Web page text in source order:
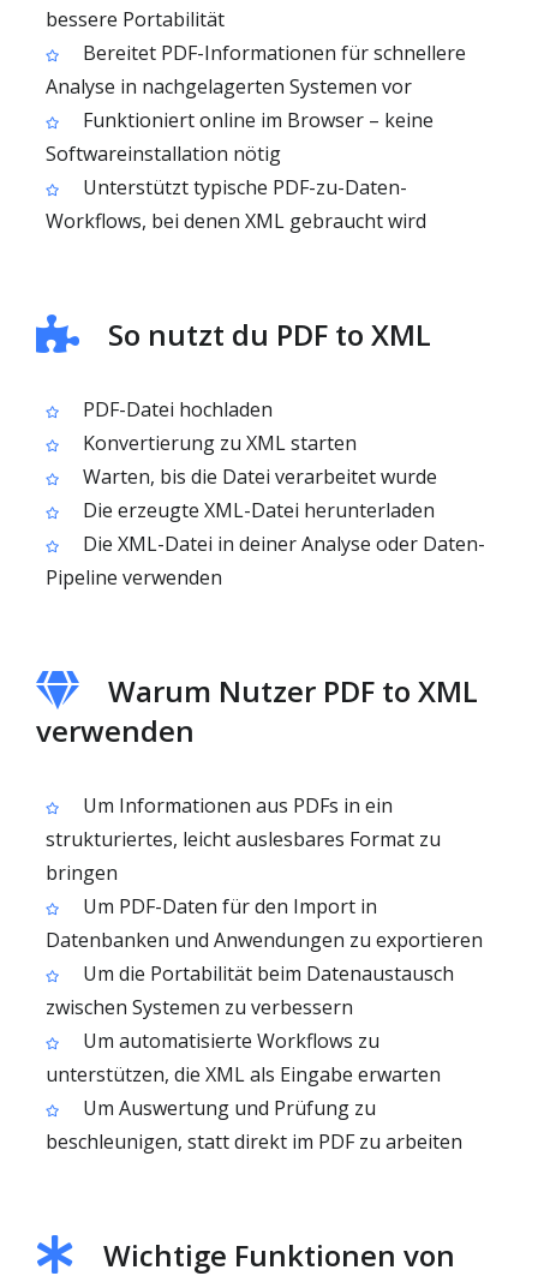
bessere Portabilität
Bereitet PDF-Informationen für schnellere
Analyse in nachgelagerten Systemen vor
Funktioniert online im Browser – keine
Softwareinstallation nötig
Unterstützt typische PDF-zu-Daten-
Workflows, bei denen XML gebraucht wird
So nutzt du PDF to XML
PDF-Datei hochladen
Konvertierung zu XML starten
Warten, bis die Datei verarbeitet wurde
Die erzeugte XML-Datei herunterladen
Die XML-Datei in deiner Analyse oder Daten-
Pipeline verwenden
Warum Nutzer PDF to XML
verwenden
Um Informationen aus PDFs in ein
strukturiertes, leicht auslesbares Format zu
bringen
Um PDF-Daten für den Import in
Datenbanken und Anwendungen zu exportieren
Um die Portabilität beim Datenaustausch
zwischen Systemen zu verbessern
Um automatisierte Workflows zu
unterstützen, die XML als Eingabe erwarten
Um Auswertung und Prüfung zu
beschleunigen, statt direkt im PDF zu arbeiten
Wichtige Funktionen von